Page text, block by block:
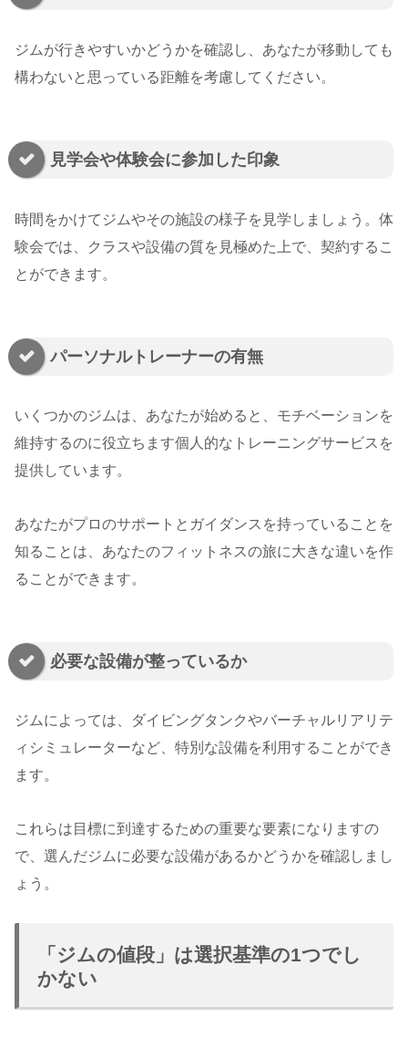
ジムが行きやすいかどうかを確認し、あなたが移動しても
構わないと思っている距離を考慮してください。
見学会や体験会に参加した印象
時間をかけてジムやその施設の様子を見学しましょう。体
験会では、クラスや設備の質を見極めた上で、契約するこ
とができます。
パーソナルトレーナーの有無
いくつかのジムは、あなたが始めると、モチベーションを
維持するのに役立ちます個人的なトレーニングサービスを
提供しています。
あなたがプロのサポートとガイダンスを持っていることを
知ることは、あなたのフィットネスの旅に大きな違いを作
ることができます。
必要な設備が整っているか
ジムによっては、ダイビングタンクやバーチャルリアリテ
ィシミュレーターなど、特別な設備を利用することができ
ます。
これらは目標に到達するための重要な要素になりますの
で、選んだジムに必要な設備があるかどうかを確認しまし
ょう。
「ジムの値段」は選択基準の1つでし
かない